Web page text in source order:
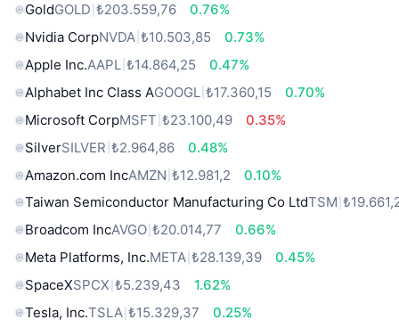
GoldGOLD ₺203.559,76
0.76%
Nvidia CorpNVDA ₺10.503,85
0.73%
Apple Inc.AAPL ₺14.864,25
0.47%
Alphabet Inc Class AGOOGL ₺17.360,15
0.70%
Microsoft CorpMSFT ₺23.100,49
0.35%
SilverSILVER ₺2.964,86
0.48%
Amazon.com IncAMZN ₺12.981,2
0.10%
Taiwan Semiconductor Manufacturing Co LtdTSM
Broadcom IncAVGO ₺20.014,77
0.66%
Meta Platforms, Inc.META ₺28.139,39
0.45%
SpaceXSPCX ₺5.239,43
1.62%
Tesla, Inc.TSLA ₺15.329,37
0.25%